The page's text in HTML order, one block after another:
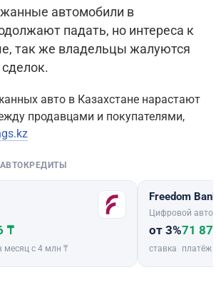
автомобили в
падать, но интереса к
так же владельцы жалуются
авто в Казахстане нарастают
продавцами и покупателями,
₸
месяц с 4 млн ₸
Freedom
Цифровой
от 3%
ставка
71
платёж